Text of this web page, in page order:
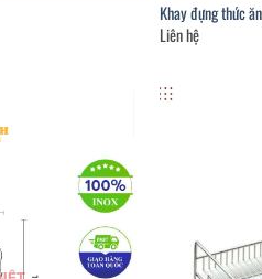
Khay đựng thức
Liên hệ